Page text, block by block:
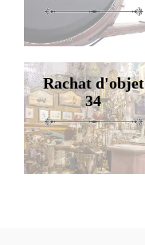
Rachat d'objet
34